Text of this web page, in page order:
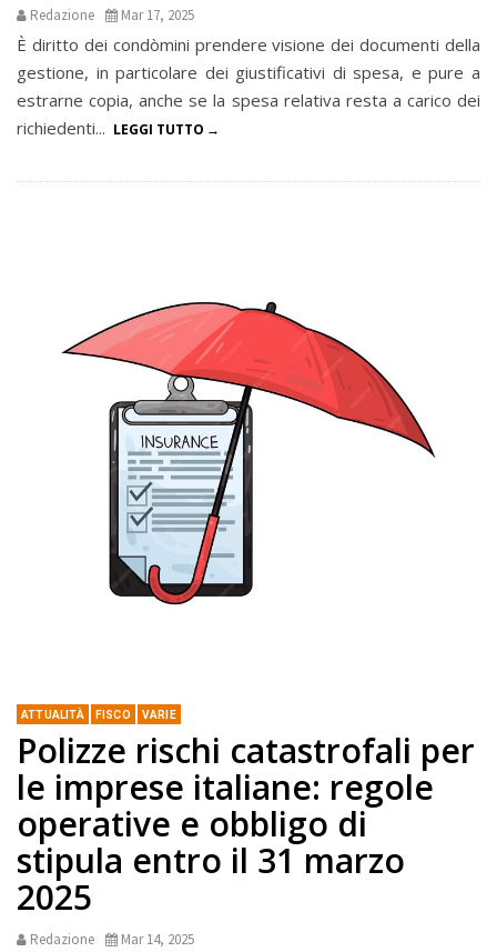
Redazione Mar 17, 2025
È diritto dei condòmini prendere visione dei documenti della
gestione, in particolare dei giustificativi di spesa, e pure a
estrarne copia, anche se la spesa relativa resta a carico dei
richiedenti... LEGGI TUTTO
ATTUALITÀ FISCO VARIE
Polizze rischi catastrofali per
le imprese italiane: regole
operative e obbligo di
stipula entro il 31 marzo
2025
Redazione Mar 14, 2025